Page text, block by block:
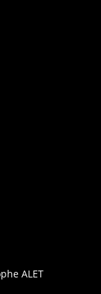
ALET